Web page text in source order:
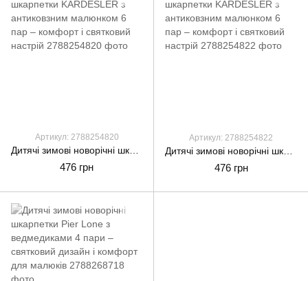
Артикул: 2788254820
476 грн
Артикул: 2788254822
476 грн